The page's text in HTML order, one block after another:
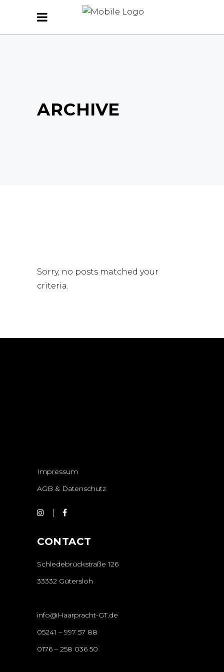
ARCHIVE
Sorry, no posts matched your
criteria.
Impressum
AGB & Datenschutz
CONTACT
Schledebrückstraße 126
33332 Gütersloh
info@Haarpracht-GT.de
05241 – 997 57 88
0176 – 258 036 50